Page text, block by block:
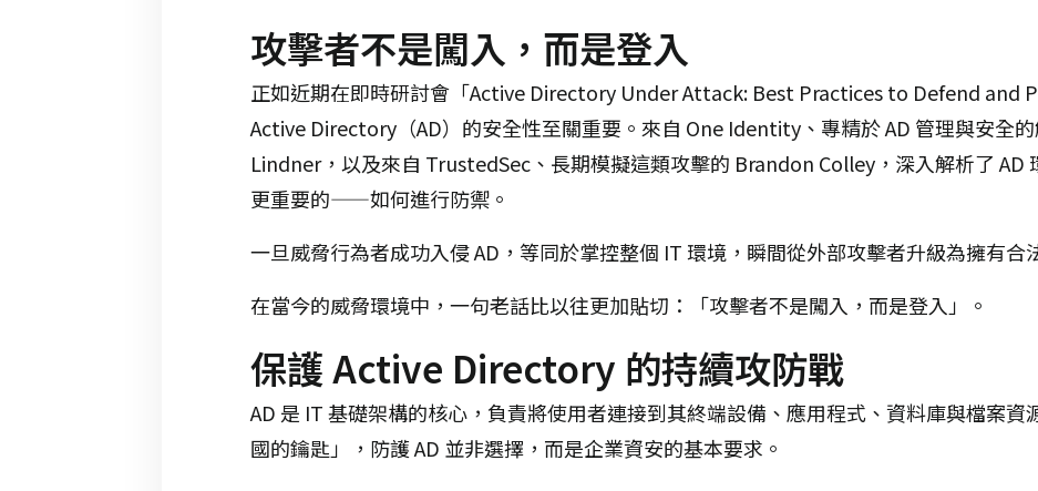
攻擊者不是闖入，而是登入
正如近期在即時研討會「Active Directory Under Attack: Best Practices to Defend and
Active Directory（AD）的安全性至關重要。來自 One Identity、專精於 AD 管理與安全
Lindner，以及來自 TrustedSec、長期模擬這類攻擊的 Brandon Colley，深入解析了 AD
更重要的——如何進行防禦。
一旦威脅行為者成功入侵 AD，等同於掌控整個 IT 環境，瞬間從外部攻擊者升級為擁有合
在當今的威脅環境中，一句老話比以往更加貼切：「攻擊者不是闖入，而是登入」。
保護 Active Directory 的持續攻防戰
AD 是 IT 基礎架構的核心，負責將使用者連接到其終端設備、應用程式、資料庫與檔案資
國的鑰匙」，防護 AD 並非選擇，而是企業資安的基本要求。